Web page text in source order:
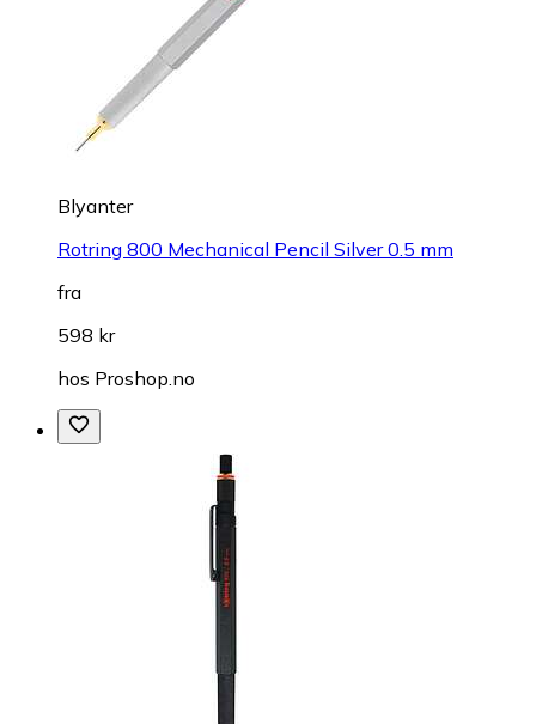
Blyanter
Rotring 800 Mechanical Pencil Silver 0.5 mm
fra
598 kr
hos Proshop.no